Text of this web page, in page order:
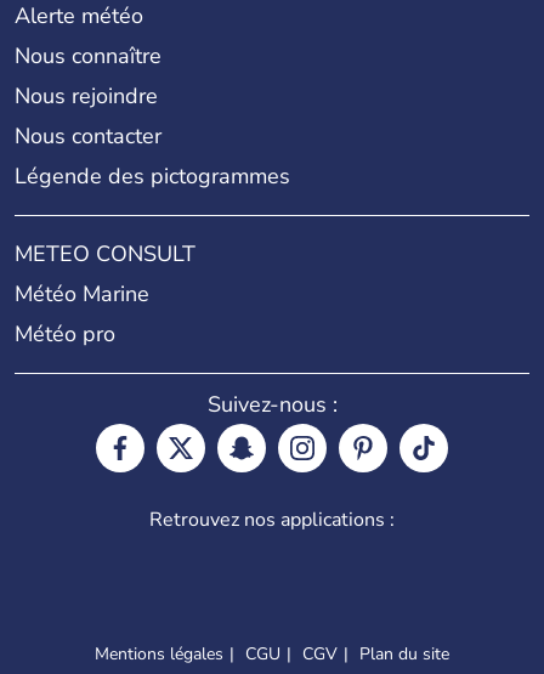
Alerte météo
Nous connaître
Nous rejoindre
Nous contacter
Légende des pictogrammes
METEO CONSULT
Météo Marine
Météo pro
Suivez-nous :
Retrouvez nos applications :
Mentions légales CGU CGV Plan du site